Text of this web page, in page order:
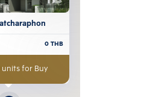
0THB
for Buy